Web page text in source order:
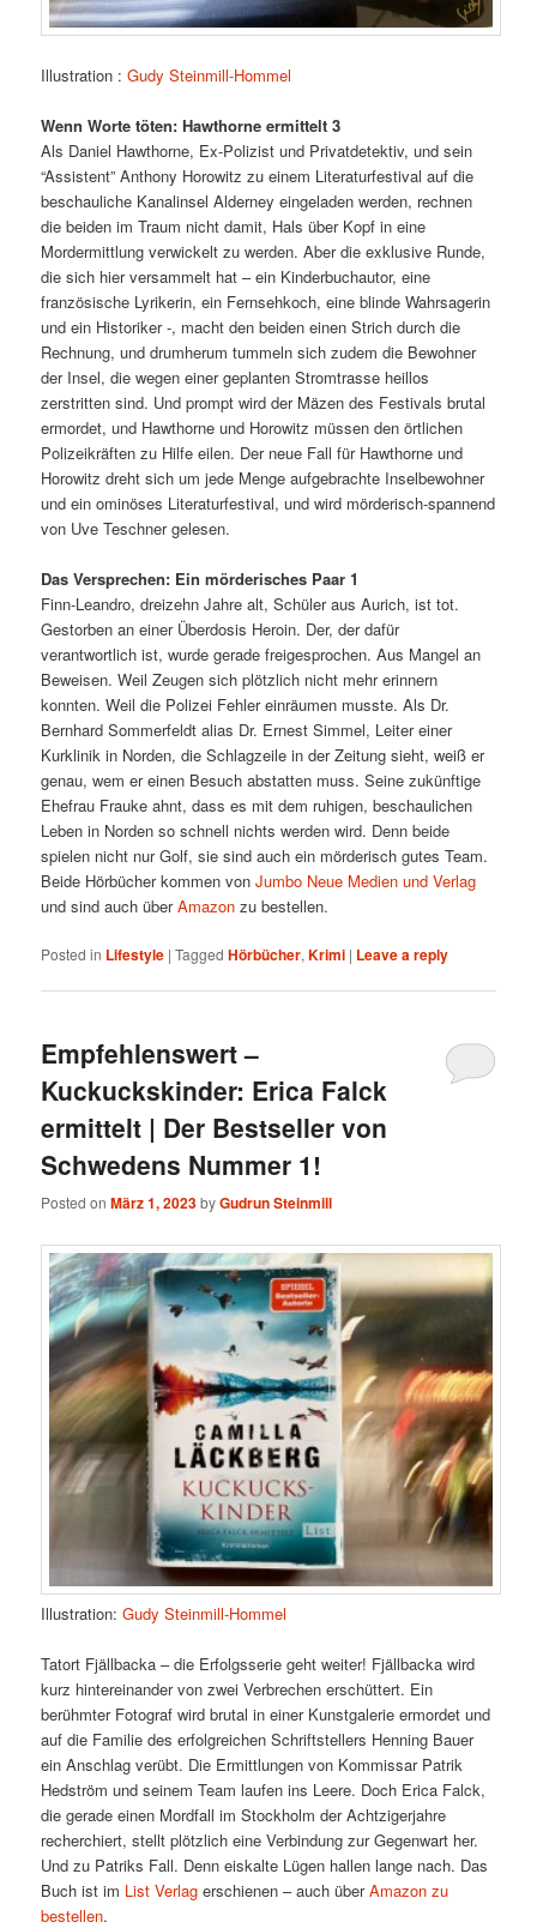
Illustration :Gudy Steinmill-Hommel
Wenn Worte töten: Hawthorne ermittelt 3
Als Daniel Hawthorne, Ex-Polizist und Privatdetektiv, und sein
“Assistent” Anthony Horowitz zu einem Literaturfestival auf die
beschauliche Kanalinsel Alderney eingeladen werden, rechnen
die beiden im Traum nicht damit, Hals über Kopf in eine
Mordermittlung verwickelt zu werden. Aber die exklusive Runde,
die sich hier versammelt hat – ein Kinderbuchautor, eine
französische Lyrikerin, ein Fernsehkoch, eine blinde Wahrsagerin
und ein Historiker -, macht den beiden einen Strich durch die
Rechnung, und drumherum tummeln sich zudem die Bewohner
der Insel, die wegen einer geplanten Stromtrasse heillos
zerstritten sind. Und prompt wird der Mäzen des Festivals brutal
ermordet, und Hawthorne und Horowitz müssen den örtlichen
Polizeikräften zu Hilfe eilen. Der neue Fall für Hawthorne und
Horowitz dreht sich um jede Menge aufgebrachte Inselbewohner
und ein ominöses Literaturfestival, und wird mörderisch-spannend
von Uve Teschner gelesen.
Das Versprechen: Ein mörderisches Paar 1
Finn-Leandro, dreizehn Jahre alt, Schüler aus Aurich, ist tot.
Gestorben an einer Überdosis Heroin. Der, der dafür
verantwortlich ist, wurde gerade freigesprochen. Aus Mangel an
Beweisen. Weil Zeugen sich plötzlich nicht mehr erinnern
konnten. Weil die Polizei Fehler einräumen musste. Als Dr.
Bernhard Sommerfeldt alias Dr. Ernest Simmel, Leiter einer
Kurklinik in Norden, die Schlagzeile in der Zeitung sieht, weiß er
genau, wem er einen Besuch abstatten muss. Seine zukünftige
Ehefrau Frauke ahnt, dass es mit dem ruhigen, beschaulichen
Leben in Norden so schnell nichts werden wird. Denn beide
spielen nicht nur Golf, sie sind auch ein mörderisch gutes Team.
Beide Hörbücher kommen vonJumbo Neue Medien und Verlag
und sind auch überAmazon zu bestellen.
Posted in Lifestyle |Tagged Hörbücher,Krimi | Leave a reply
Empfehlenswert –
Kuckuckskinder: Erica Falck
ermittelt | Der Bestseller von
Schwedens Nummer 1!
Posted onMärz 1, 2023byGudrun Steinmill
Illustration:Gudy Steinmill-Hommel
Tatort Fjällbacka – die Erfolgsserie geht weiter! Fjällbacka wird
kurz hintereinander von zwei Verbrechen erschüttert. Ein
berühmter Fotograf wird brutal in einer Kunstgalerie ermordet und
auf die Familie des erfolgreichen Schriftstellers Henning Bauer
ein Anschlag verübt. Die Ermittlungen von Kommissar Patrik
Hedström und seinem Team laufen ins Leere. Doch Erica Falck,
die gerade einen Mordfall im Stockholm der Achtzigerjahre
recherchiert, stellt plötzlich eine Verbindung zur Gegenwart her.
Und zu Patriks Fall. Denn eiskalte Lügen hallen lange nach. Das
Buch ist im List Verlag erschienen – auch überAmazon zu
bestellen.